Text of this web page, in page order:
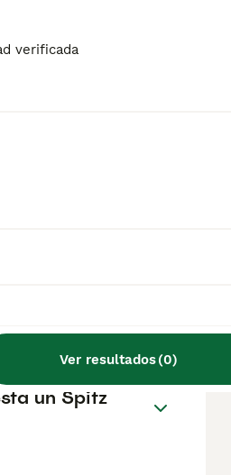
verificada
Ver resultados(0)
本スピッツ Nihon
canina de tipo spitz,
La raza es reconocida
de los principales clubes
americano y
un Spitz